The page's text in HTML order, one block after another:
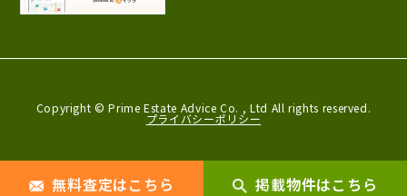
無料査定はこちら 掲載物件はこちら
Copyright © Prime Estate Advice Co. , Ltd All rights reserved.
プライバシーポリシー